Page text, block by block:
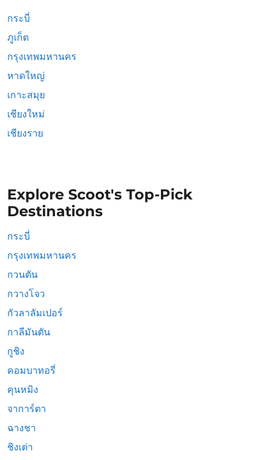
กระบี่
ภูเก็ต
กรุงเทพมหานคร
หาดใหญ่
เกาะสมุย
เชียงใหม่
เชียงราย
Explore Scoot's Top-Pick
Destinations
กระบี่
กรุงเทพมหานคร
กวนตัน
กวางโจว
กัวลาลัมเปอร์
กาลีมันตัน
กูชิง
คอมบาทอรี่
คุนหมิง
จาการ์ตา
ฉางชา
ชิงเต่า